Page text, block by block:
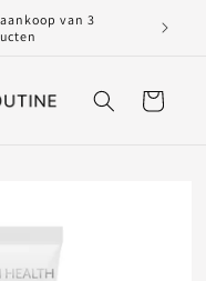
van 3
Winkelwagen